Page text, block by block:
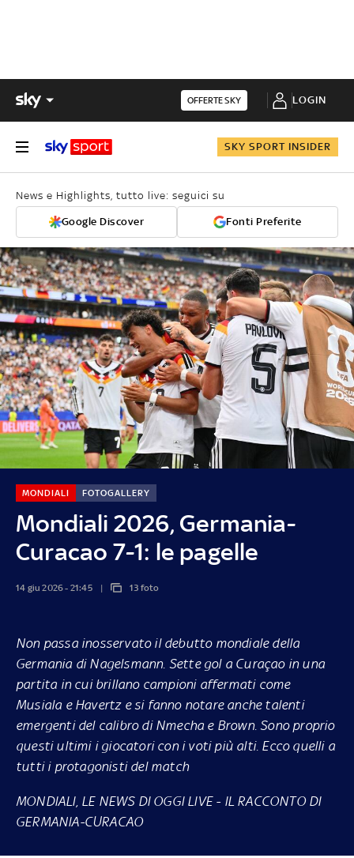
OFFERTE SKY LOGIN
SKY SPORT INSIDER
News e Highlights, tutto live: seguici su
Google Discover Fonti Preferite
Mondiali 2026, Germania-
Curacao 7-1: le pagelle
MONDIALI FOTOGALLERY
14 giu 2026 - 21:45 13 foto
Non passa inosservato il debutto mondiale della
Germania di Nagelsmann. Sette gol a Curaçao in una
partita in cui brillano campioni affermati come
Musiala e Havertz e si fanno notare anche talenti
emergenti del calibro di Nmecha e Brown. Sono proprio
questi ultimi i giocatori con i voti più alti. Ecco quelli a
tutti i protagonisti del match
MONDIALI, LE NEWS DI OGGI LIVE- IL RACCONTO DI
GERMANIA-CURACAO